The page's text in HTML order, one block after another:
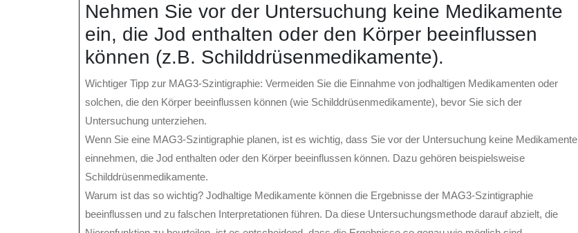
Nehmen Sie vor der Untersuchung keine Medikamente
ein, die Jod enthalten oder den Körper beeinflussen
können (z.B. Schilddrüsenmedikamente).
Wichtiger Tipp zur MAG3-Szintigraphie: Vermeiden Sie die Einnahme von jodhaltigen Medikamenten oder
solchen, die den Körper beeinflussen können (wie Schilddrüsenmedikamente), bevor Sie sich der
Untersuchung unterziehen.
Wenn Sie eine MAG3-Szintigraphie planen, ist es wichtig, dass Sie vor der Untersuchung keine Medikamente
einnehmen, die Jod enthalten oder den Körper beeinflussen können. Dazu gehören beispielsweise
Schilddrüsenmedikamente.
Warum ist das so wichtig? Jodhaltige Medikamente können die Ergebnisse der MAG3-Szintigraphie
beeinflussen und zu falschen Interpretationen führen. Da diese Untersuchungsmethode darauf abzielt, die